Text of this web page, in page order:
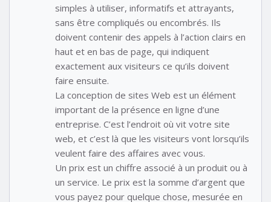
simples à utiliser, informatifs et attrayants,
sans être compliqués ou encombrés. Ils
doivent contenir des appels à l’action clairs en
haut et en bas de page, qui indiquent
exactement aux visiteurs ce qu’ils doivent
faire ensuite.
La conception de sites Web est un élément
important de la présence en ligne d’une
entreprise. C’est l’endroit où vit votre site
web, et c’est là que les visiteurs vont lorsqu’ils
veulent faire des affaires avec vous.
Un prix est un chiffre associé à un produit ou à
un service. Le prix est la somme d’argent que
vous payez pour quelque chose, mesurée en